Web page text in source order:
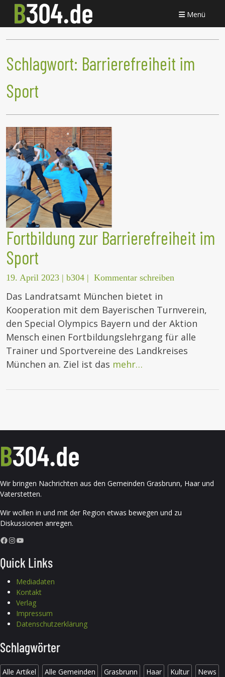
Menü
Schlagwort: Barrierefreiheit im
Sport
Fortbildung zur Barrierefreiheit im
Sport
19. April 2023 | b304 | Kommentar schreiben
Das Landratsamt München bietet in
Kooperation mit dem Bayerischen Turnverein,
den Special Olympics Bayern und der Aktion
Mensch einen Fortbildungslehrgang für alle
Trainer und Sportvereine des Landkreises
München an. Ziel ist das mehr…
Wir bringen Nachrichten aus den Gemeinden Grasbrunn, Haar und
Vaterstetten.
Wir wollen in und mit der Region etwas bewegen und zu
Diskussionen anregen.
Facebook InstagramYouTube
Quick Links
Mediadaten
Kontakt
Verlag
Impressum
Datenschutzerklärung
Schlagwörter
Alle Artikel Alle Gemeinden Grasbrunn Haar Kultur News